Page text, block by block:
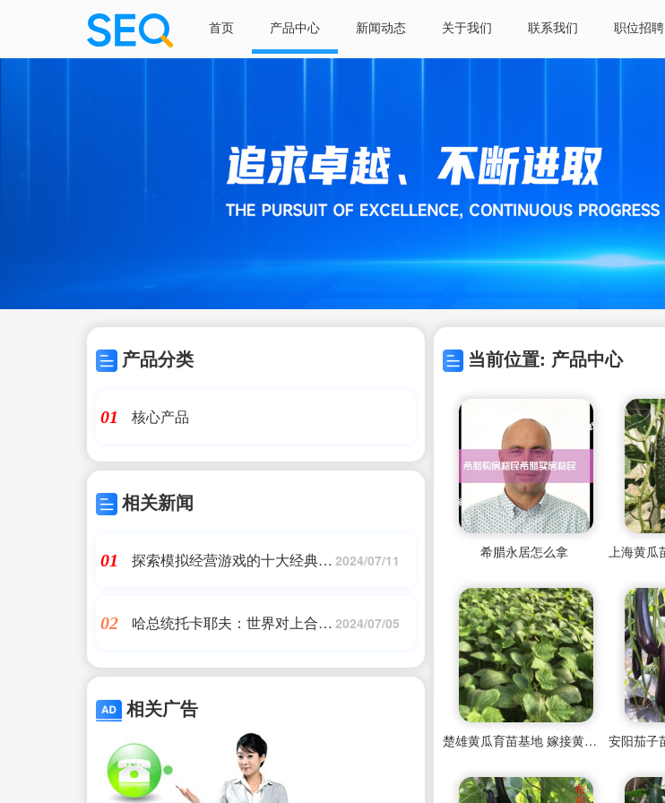
首页 产品中心 新闻动态 关于我们 联系我们 职位招聘
产品分类
01 核心产品
相关新闻
01
探索模拟经营游戏的十大经典之 2024/07/11
02
哈总统托卡耶夫：世界对上合组 2024/07/05
相关广告
当前位置: 产品中心
希腊永居怎么拿
楚雄黄瓜育苗基地 嫁接黄瓜苗厂家